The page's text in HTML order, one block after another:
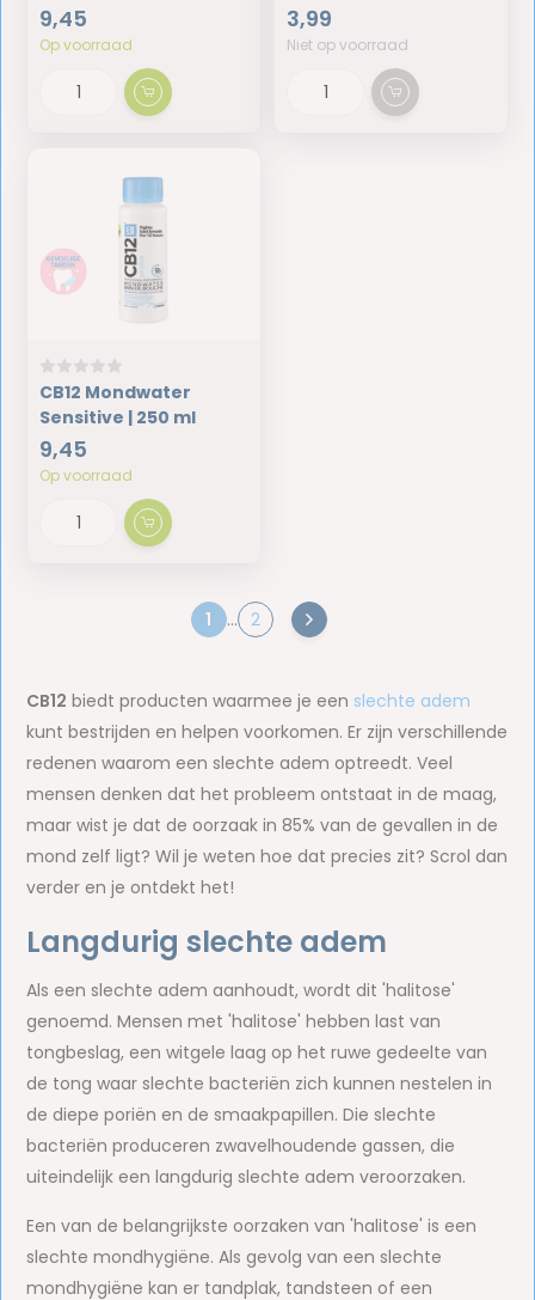
9,45
Op voorraad
3,99
Niet op voorraad
CB12 Mondwater
Sensitive | 250 ml
9,45
Op voorraad
1 ... 2
CB12 biedt producten waarmee je een slechte adem
kunt bestrijden en helpen voorkomen. Er zijn verschillende
redenen waarom een slechte adem optreedt. Veel
mensen denken dat het probleem ontstaat in de maag,
maar wist je dat de oorzaak in 85% van de gevallen in de
mond zelf ligt? Wil je weten hoe dat precies zit? Scrol dan
verder en je ontdekt het!
Langdurig slechte adem
Als een slechte adem aanhoudt, wordt dit 'halitose'
genoemd. Mensen met 'halitose' hebben last van
tongbeslag, een witgele laag op het ruwe gedeelte van
de tong waar slechte bacteriën zich kunnen nestelen in
de diepe poriën en de smaakpapillen. Die slechte
bacteriën produceren zwavelhoudende gassen, die
uiteindelijk een langdurig slechte adem veroorzaken.
Een van de belangrijkste oorzaken van 'halitose' is een
slechte mondhygiëne. Als gevolg van een slechte
mondhygiëne kan er tandplak, tandsteen of een